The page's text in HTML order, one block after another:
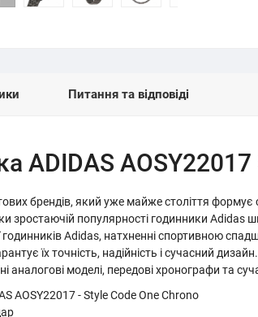
Питання та відповіді
ADIDAS
брендів, який уже майже століття
зростаючій популярності годинники
Adidas, натхненні спортивною
їх точність, надійність і сучасний
аналогові моделі, передові хронографи та
AOSY22017 - Style Code One Chrono